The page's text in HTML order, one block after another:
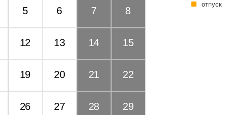
5 6 7 8
12 13 14 15
19 20 21 22
26 27 28 29
отпуск